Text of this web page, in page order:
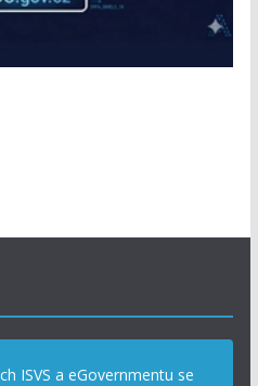
ISVS a eGovernmentu se